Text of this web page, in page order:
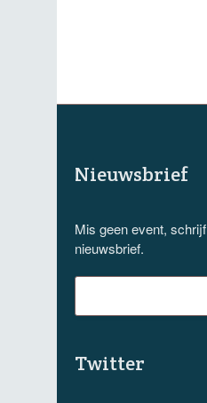
Nieuwsbrief
Mis geen event,
nieuwsbrief.
Twitter